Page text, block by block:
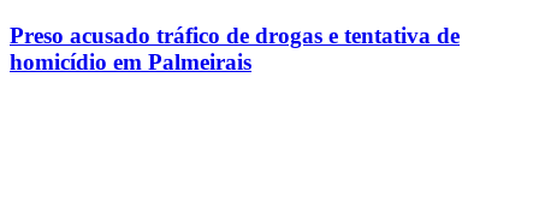
Preso acusado tráfico de drogas e tentativa de
homicídio em Palmeirais